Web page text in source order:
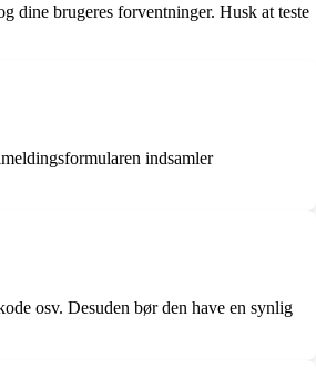
dine brugeres forventninger. Husk at teste
indsamler
osv. Desuden bør den have en synlig